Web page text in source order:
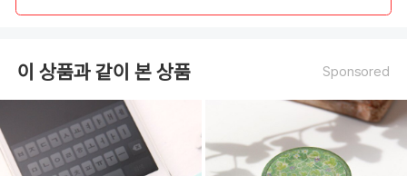
이 상품과 같이 본 상품 Sponsored